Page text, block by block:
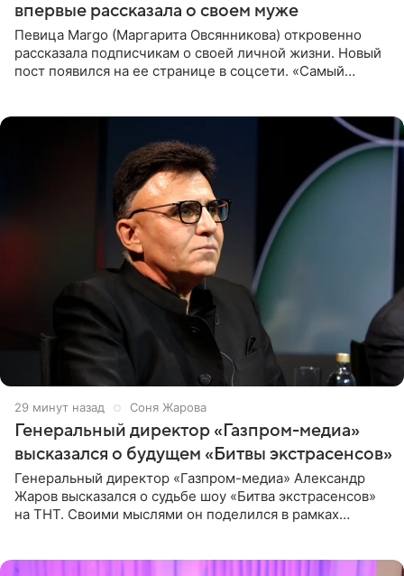
впервые рассказала о своем муже
Певица Margo (Маргарита Овсянникова) откровенно
рассказала подписчикам о своей личной жизни. Новый
пост появился на ее странице в соцсети. «Самый
29 минут назад Соня Жарова
Генеральный директор «Газпром-медиа»
высказался о будущем «Битвы экстрасенсов»
Генеральный директор «Газпром-медиа» Александр
Жаров высказался о судьбе шоу «Битва экстрасенсов»
на ТНТ. Своими мыслями он поделился в рамках